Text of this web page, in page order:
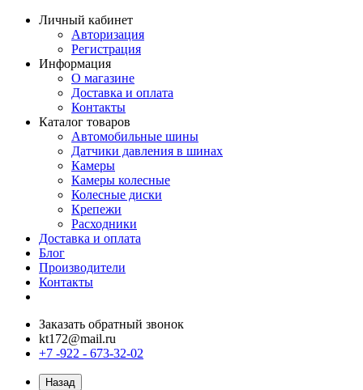
Личный кабинет
Авторизация
Регистрация
Информация
О магазине
Доставка и оплата
Контакты
Каталог товаров
Автомобильные шины
Датчики давления в шинах
Камеры
Камеры колесные
Колесные диски
Крепежи
Расходники
Доставка и оплата
Блог
Производители
Контакты
Заказать обратный звонок
kt172@mail.ru
+7 -922 - 673-32-02
Назад